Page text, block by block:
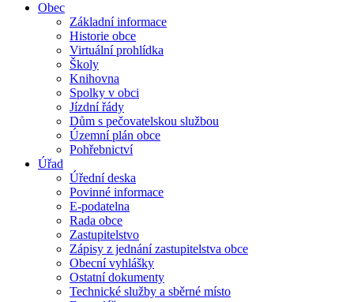
Obec
Základní informace
Historie obce
Virtuální prohlídka
Školy
Knihovna
Spolky v obci
Jízdní řády
Dům s pečovatelskou službou
Územní plán obce
Pohřebnictví
Úřad
Úřední deska
Povinné informace
E-podatelna
Rada obce
Zastupitelstvo
Zápisy z jednání zastupitelstva obce
Obecní vyhlášky
Ostatní dokumenty
Technické služby a sběrné místo